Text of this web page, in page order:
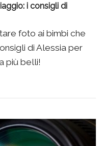
i consigli di
foto ai bimbi che
di Alessia per
più belli!